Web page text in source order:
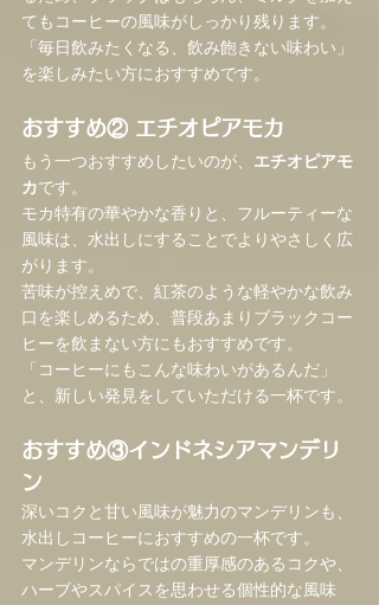
てもコーヒーの風味がしっかり残ります。
「毎日飲みたくなる、飲み飽きない味わい」
を楽しみたい方におすすめです。
おすすめ② エチオピアモカ
もう一つおすすめしたいのが、 エチオピアモ
カです。
モカ特有の華やかな香りと、フルーティーな
風味は、水出しにすることでよりやさしく広
がります。
苦味が控えめで、紅茶のような軽やかな飲み
口を楽しめるため、普段あまりブラックコー
ヒーを飲まない方にもおすすめです。
「コーヒーにもこんな味わいがあるんだ」
と、新しい発見をしていただける一杯です。
おすすめ③インドネシアマンデリ
ン
深いコクと甘い風味が魅力のマンデリンも、
水出しコーヒーにおすすめの一杯です。
マンデリンならではの重厚感のあるコクや、
ハーブやスパイスを思わせる個性的な風味